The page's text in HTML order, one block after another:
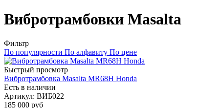
Вибротрамбовки Masalta
Фильтр
По популярности По алфавиту По цене
Быстрый просмотр
Вибротрамбовка Masalta MR68H Honda
Есть в наличии
Артикул: ВИБ022
185 000 руб